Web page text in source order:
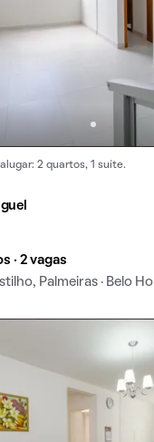
2 quartos, 1 suíte.
· 2 vagas
Palmeiras · Belo